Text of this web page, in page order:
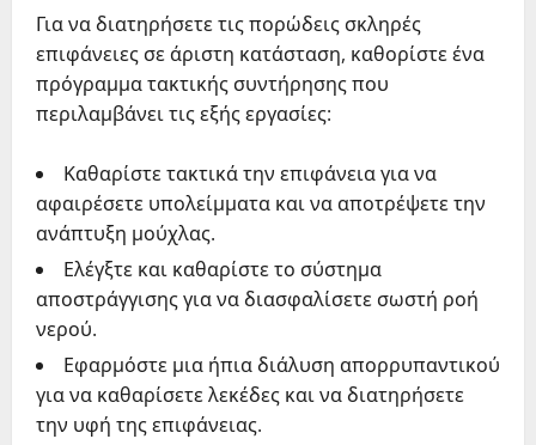
Για να διατηρήσετε τις πορώδεις σκληρές
επιφάνειες σε άριστη κατάσταση, καθορίστε ένα
πρόγραμμα τακτικής συντήρησης που
περιλαμβάνει τις εξής εργασίες:
Καθαρίστε τακτικά την επιφάνεια για να
αφαιρέσετε υπολείμματα και να αποτρέψετε την
ανάπτυξη μούχλας.
Ελέγξτε και καθαρίστε το σύστημα
αποστράγγισης για να διασφαλίσετε σωστή ροή
νερού.
Εφαρμόστε μια ήπια διάλυση απορρυπαντικού
για να καθαρίσετε λεκέδες και να διατηρήσετε
την υφή της επιφάνειας.